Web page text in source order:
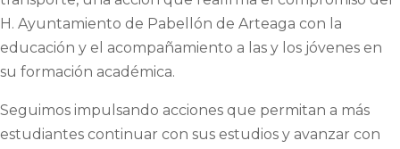
H. Ayuntamiento de Pabellón de Arteaga con la
educación y el acompañamiento a las y los jóvenes en
su formación académica.
Seguimos impulsando acciones que permitan a más
estudiantes continuar con sus estudios y avanzar con